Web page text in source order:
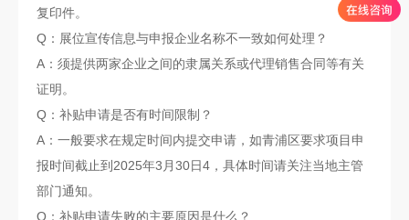
复印件。
Q：展位宣传信息与申报企业名称不一致如何处理？
A：须提供两家企业之间的隶属关系或代理销售合同等有关
证明。
Q：补贴申请是否有时间限制？
A：一般要求在规定时间内提交申请，如青浦区要求项目申
报时间截止到2025年3月30日4，具体时间请关注当地主管
部门通知。
Q：补贴申请失败的主要原因是什么？